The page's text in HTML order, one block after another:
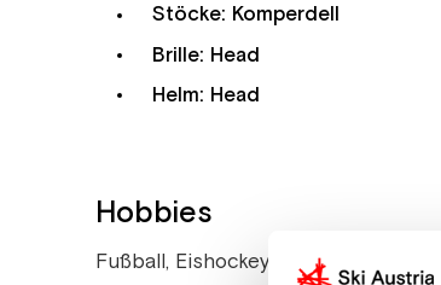
Stöcke: Komperdell
Brille: Head
Helm: Head
Hobbies
Fußball, Eishockey, Beta Lexn